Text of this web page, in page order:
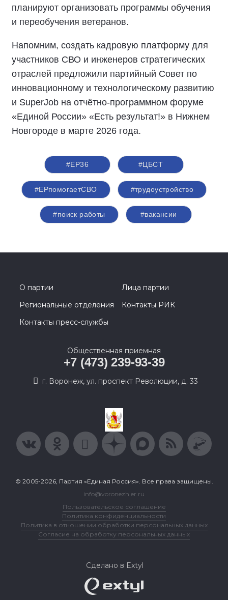
планируют организовать программы обучения
и переобучения ветеранов.
Напомним, создать кадровую платформу для
участников СВО и инженеров стратегических
отраслей предложили партийный Совет по
инновационному и технологическому развитию
и SuperJob на отчётно-программном форуме
«Единой России» «Есть результат!» в Нижнем
Новгороде в марте 2026 года.
#ЕР36 #ЦБСТ
#ЕРпомогаетСВО #трудоустройство
#поиск работы #вакансии
О партии
Лица партии
Региональные отделения
Контакты РИК
Контакты пресс-службы
Общественная приемная
+7 (473) 239-93-39
г. Воронеж, ул. проспект Революции, д. 33
© 2005-2026, Партия «Единая Россия». Все права защищены.
info@voronezh.er.ru
Пользовательское соглашение
Политика конфиденциальности
Политика в отношении обработки персональных данных
Согласие на обработку персональных данных
Сделано в Extyl